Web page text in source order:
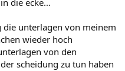
unterlagen von meinem
wieder hoch
von den
scheidung zu tun haben